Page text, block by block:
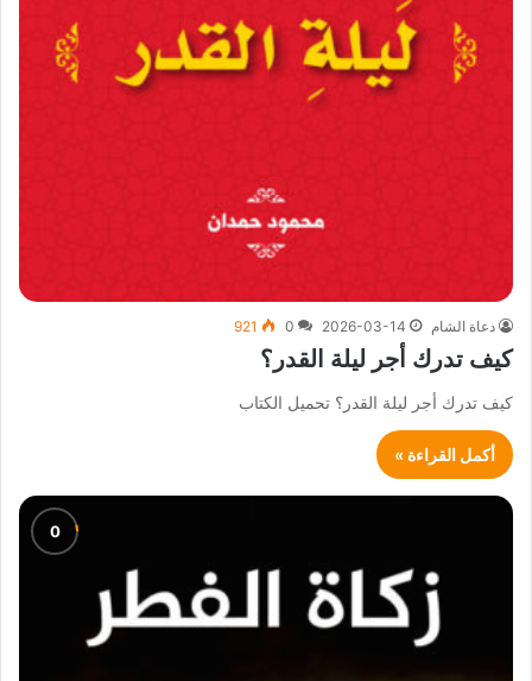
دعاة الشام 2026-03-14
0
921
كيف تدرك أجر ليلة القدر؟
كيف تدرك أجر ليلة القدر؟ تحميل الكتاب
أكمل القراءة »